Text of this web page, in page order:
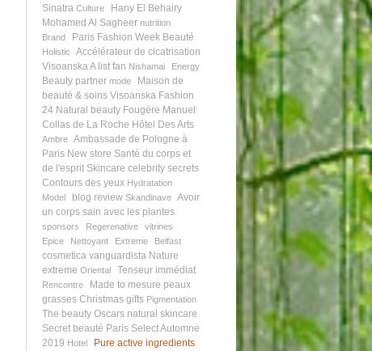
Sinatra Culture
Hany El Behairy
Mohamed Al Sagheer nutrition
Brand
Paris Fashion Week Beauté
Holistic
Accélérateur de cicatrisation
Visoanska A list fan Nishamai Energy
Beauty partner mode
Maison de
beauté & soins Visoanska Fashion
24 Natural beauty Fougère Manuel
Collas de La Roche Hôtel Des Arts
Ambre Ambassade de Pologne à
Paris New store Santé du corps et
de l'esprit Skincare celebrity secrets
Contours des yeux Hydratation
Model
blog review Skandinave Avoir
un corps sain avec les plantes
sponsors Regerenative
vitrines
Epice
Nettoyant Extreme Belfast
cosmetica vanguardista Nature
extreme Oriental Tenseur immédiat
Rencontre Made to mesure peaux
grasses Christmas gifts Pigmentation
The beauty Oscars natural skincare
Secret beauté Paris Select Automne
2019 Hotel
Pure active ingredients